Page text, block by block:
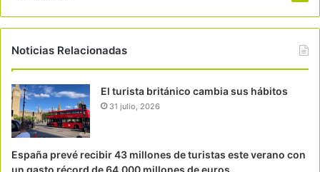
Noticias Relacionadas
El turista británico cambia sus hábitos
31 julio, 2026
España prevé recibir 43 millones de turistas este verano con
un gasto récord de 64.000 millones de euros